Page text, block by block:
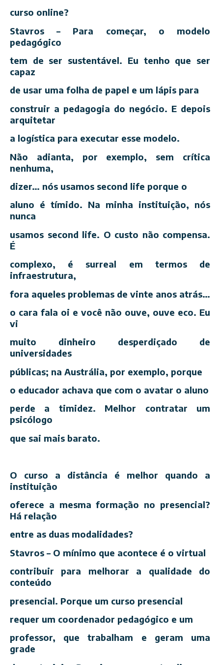
curso online?
Stavros – Para começar, o modelo
pedagógico
tem de ser sustentável. Eu tenho que ser
capaz
de usar uma folha de papel e um lápis para
construir a pedagogia do negócio. E depois
arquitetar
a logística para executar esse modelo.
Não adianta, por exemplo, sem crítica
nenhuma,
dizer… nós usamos second life porque o
aluno é tímido. Na minha instituição, nós
nunca
usamos second life. O custo não compensa.
É
complexo, é surreal em termos de
infraestrutura,
fora aqueles problemas de vinte anos atrás…
o cara fala oi e você não ouve, ouve eco. Eu
vi
muito dinheiro desperdiçado de
universidades
públicas; na Austrália, por exemplo, porque
o educador achava que com o avatar o aluno
perde a timidez. Melhor contratar um
psicólogo
que sai mais barato.
O curso a distância é melhor quando a
instituição
oferece a mesma formação no presencial?
Há relação
entre as duas modalidades?
Stavros – O mínimo que acontece é o virtual
contribuir para melhorar a qualidade do
conteúdo
presencial. Porque um curso presencial
requer um coordenador pedagógico e um
professor, que trabalham e geram uma
grade